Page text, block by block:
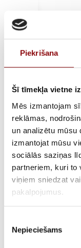
Piekrišana
Šī tīmekļa vietne
Mēs izmantojam
reklāmas,
un analizētu mūsu
izmantojat mūsu
sociālās saziņas
partneriem, kuri to
viņiem sniedzat
pakalpojumus.
izvēle
Nepieciešams
ATLIKUMS
ARTIKULS
RAŽOTĀJA KODS
PIEGĀDES LAIKS, JA
NOLIKTAVĀ RĪGĀ
APRAKSTS